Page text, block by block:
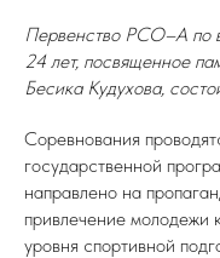
Первенство РСО–А по
24 лет, посвященное
Бесика Кудухова,
Соревнования
государственной
направлено на
привлечение молодежи
уровня спортивной